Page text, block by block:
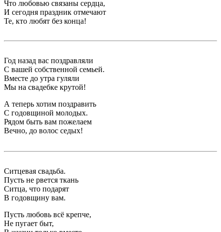
Что любовью связаны сердца,
И сегодня праздник отмечают
Те, кто любят без конца!
Год назад вас поздравляли
С вашей собственной семьей.
Вместе до утра гуляли
Мы на свадебке крутой!
А теперь хотим поздравить
С годовщиной молодых.
Рядом быть вам пожелаем
Вечно, до волос седых!
Ситцевая свадьба.
Пусть не рвется ткань
Ситца, что подарят
В годовщину вам.
Пусть любовь всё крепче,
Не пугает быт,